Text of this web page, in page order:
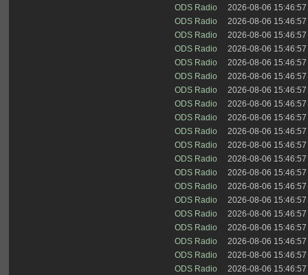
ODS Radio
2026-08-06 15:46:57
ODS Radio
2026-08-06 15:46:57
ODS Radio
2026-08-06 15:46:57
ODS Radio
2026-08-06 15:46:57
ODS Radio
2026-08-06 15:46:57
ODS Radio
2026-08-06 15:46:57
ODS Radio
2026-08-06 15:46:57
ODS Radio
2026-08-06 15:46:57
ODS Radio
2026-08-06 15:46:57
ODS Radio
2026-08-06 15:46:57
ODS Radio
2026-08-06 15:46:57
ODS Radio
2026-08-06 15:46:57
ODS Radio
2026-08-06 15:46:57
ODS Radio
2026-08-06 15:46:57
ODS Radio
2026-08-06 15:46:57
ODS Radio
2026-08-06 15:46:57
ODS Radio
2026-08-06 15:46:57
ODS Radio
2026-08-06 15:46:57
ODS Radio
2026-08-06 15:46:57
ODS Radio
2026-08-06 15:46:57